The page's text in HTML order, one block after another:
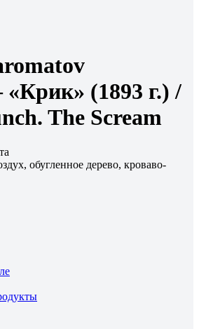
(1893 г.) /
The Scream
обугленное дерево, кроваво-